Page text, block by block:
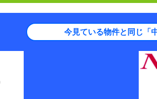
今見ている物件と同じ「